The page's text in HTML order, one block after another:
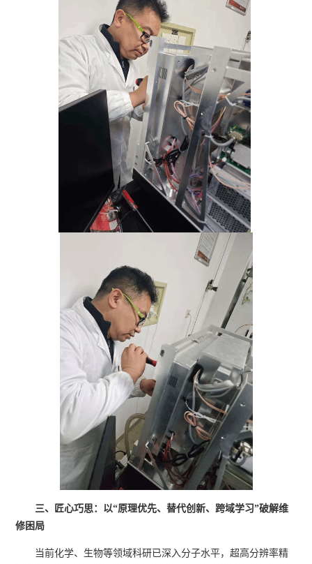
三、匠心巧思：以“原理优先、替代创新、跨域学习”破解维
修困 局
当前化学、生物等领域科研已深入分子水平，超高分辨率精